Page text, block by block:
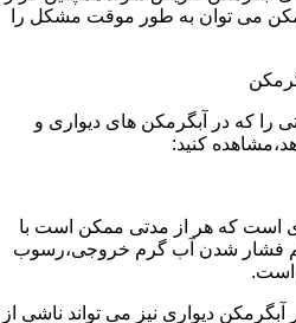
می توان به طور موقت مشکل را
را که در آبگرمکن های دیواری و
کنید:
است که هر از مدتی ممکن است با
فشار شدن آب گرم خروجی،رسوب
است.
دیواری نیز می تواند ناشی از